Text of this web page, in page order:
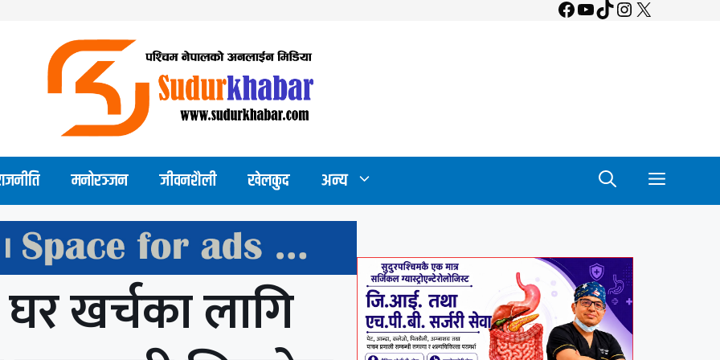
Facebook
YouTube
TikTok
Instagram
X
मनोरञ्जन जीवनशैली खेलकुद अन्य
खर्चका लागि